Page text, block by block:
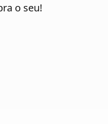
o seu!